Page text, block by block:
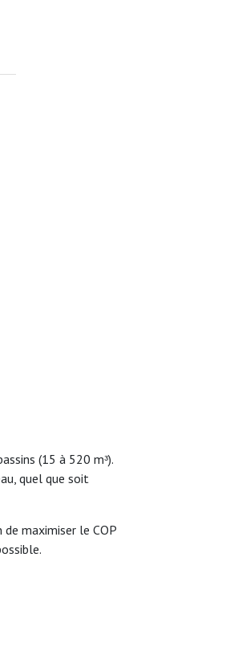
(15 à 520 mᵌ).
quel que soit
maximiser le COP